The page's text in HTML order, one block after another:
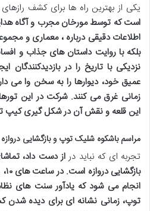
یکی از بهترین راه ها برای کشف رازهای
است که توسط مورخان مجرب و آگاه
اطلاعات دقیقی درباره، معماری و
بلکه با روایت داستان های جذاب و
نزدیکی با تاریخ را در بازدیدکنندگان
عمیق خود، دیوارها را به سخن وا می
زمانی غرق می کنند. شرکت در این
این قلعه و نقش آن در شکل گیری کیپ
مراسم باشکوه شلیک توپ و بازگشایی دروازه
تجربه ای که نباید دراز دست داد،
انجام می شود که یادآور سنت های
توپ، زمانی نشانه ای برای دیده شدن